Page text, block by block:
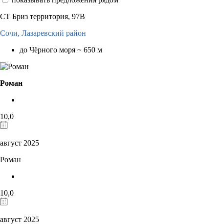
СТ Бриз территория, 97В
Сочи, Лазаревский район
до Чёрного моря ~ 650 м
Роман
10,0
август 2025
Роман
10,0
август 2025